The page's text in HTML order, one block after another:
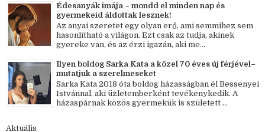
Édesanyák imája – mondd el minden nap és
gyermekeid áldottak lesznek!
Az anyai szeretet egy olyan erő, ami semmihez sem
hasonlítható a világon. Ezt csak az tudja, akinek
gyereke van, és az érzi igazán, aki me...
Ilyen boldog Sarka Kata a közel 70 éves új férjével–
mutatjuk a szerelmeseket
Sarka Kata 2018 óta boldog házasságban él Bessenyei
Istvánnal, aki üzletemberként tevékenykedik. A
házaspárnak közös gyermekük is született ...
Aktuális